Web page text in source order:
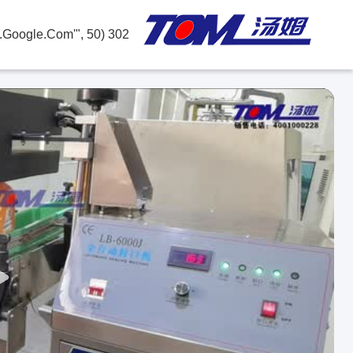
302 SetTimeout("javascript:location.href='https://www.google.com'", 50);